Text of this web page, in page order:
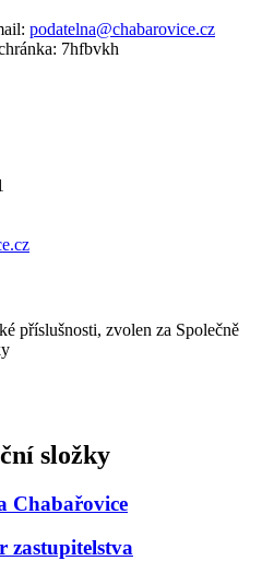
podatelna@chabarovice.cz
7hfbvkh
příslušnosti, zvolen za Společně
složky
Chabařovice
zastupitelstva